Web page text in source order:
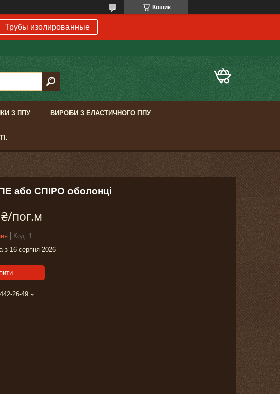
Кошик
Трубы изолированные
З ППУ ВИРОБИ З ЕЛАСТИЧНОГО ППУ
або СПІРО оболонці
пог.м
Код: 1
з 16 серпня 2026
26-49